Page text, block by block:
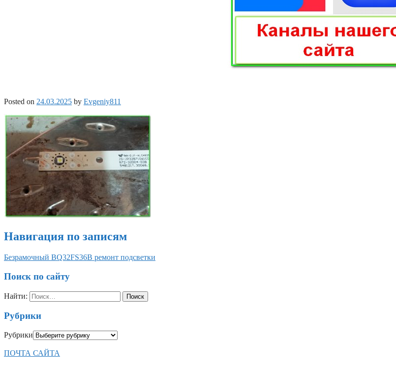
Posted on 24.03.2025 by Evgeniy811
Навигация по записям
Безрамочный BQ32FS36B ремонт подсветки
Поиск по сайту
Найти:
Рубрики
Рубрики
ПОЧТА САЙТА